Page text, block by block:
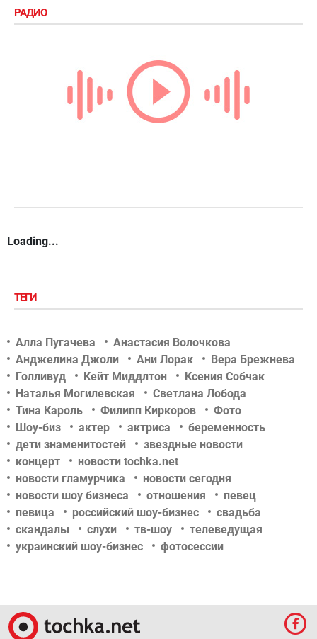
РАДИО
Loading...
ТЕГИ
Алла Пугачева
Анастасия Волочкова
Анджелина Джоли
Ани Лорак
Вера Брежнева
Голливуд
Кейт Миддлтон
Ксения Собчак
Наталья Могилевская
Светлана Лобода
Тина Кароль
Филипп Киркоров
Фото
Шоу-биз
актер актриса
беременность
дети знаменитостей
звездные новости
концерт
новости tochka.net
новости гламурчика
новости сегодня
новости шоу бизнеса
отношения
певец
певица
российский шоу-бизнес
свадьба
скандалы
слухи тв-шоу
телеведущая
украинский шоу-бизнес
фотосессии